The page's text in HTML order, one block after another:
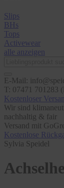
Slips
BHs
Tops
Activewear
alle anzeigen
E-Mail:
T: 07471 701283
Kostenloser
Wir sind
nachhaltig & fair
Versand mit
Kostenlose
Sylvia Speidel